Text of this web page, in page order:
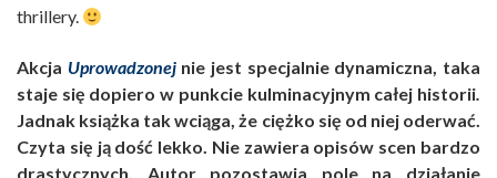
thrillery.
Akcja Uprowadzonej nie jest specjalnie dynamiczna, taka
staje się dopiero w punkcie kulminacyjnym całej historii.
Jadnak książka tak wciąga, że ciężko się od niej oderwać.
Czyta się ją dość lekko. Nie zawiera opisów scen bardzo
drastycznych. Autor pozostawia pole na działanie